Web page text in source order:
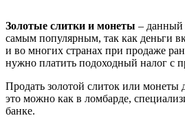
Золотые слитки и монеты – данный
самым популярным, так как деньги
и во многих странах при продаже
нужно платить подоходный налог с
Продать золотой слиток или монеты
это можно как в ломбарде,
банке.